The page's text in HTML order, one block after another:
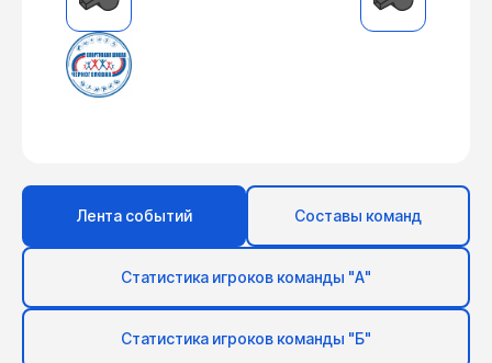
Лента событий Составы команд
Статистика игроков команды "А"
Статистика игроков команды "Б"